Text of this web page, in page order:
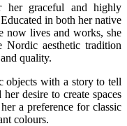
her graceful and highly
in both her native
now lives and works, she
Nordic aesthetic tradition
quality.
objects with a story to tell
desire to create spaces
a preference for classic
colours.